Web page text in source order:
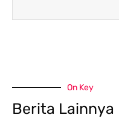
On Key
Berita Lainnya